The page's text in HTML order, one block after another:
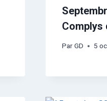
Complys
Par GD 5